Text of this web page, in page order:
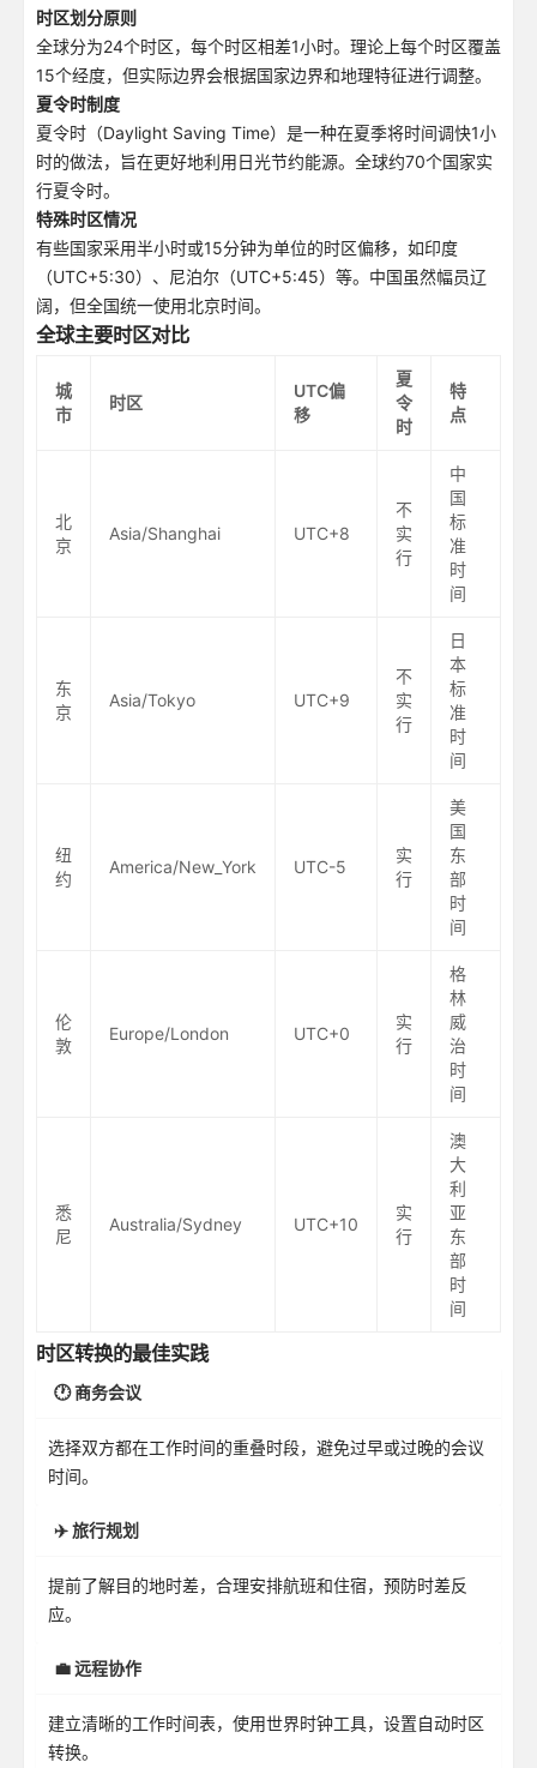
时区划分原则
全球分为24个时区，每个时区相差1小时。理论上每个时区覆盖
15个经度，但实际边界会根据国家边界和地理特征进行调整。
夏令时制度
夏令时（Daylight Saving Time）是一种在夏季将时间调快1小
时的做法，旨在更好地利用日光节约能源。全球约70个国家实
行夏令时。
特殊时区情况
有些国家采用半小时或15分钟为单位的时区偏移，如印度
（UTC+5:30）、尼泊尔（UTC+5:45）等。中国虽然幅员辽
阔，但全国统一使用北京时间。
全球主要时区对比
城
市
时区
UTC偏
移
夏
令
时
特
点
北
京
Asia/Shanghai UTC+8
不
实
行
中
国
标
准
时
间
东
京
Asia/Tokyo UTC+9
不
实
行
日
本
标
准
时
间
纽
约
America/New_York UTC-5
实
行
美
国
东
部
时
间
伦
敦
Europe/London UTC+0
实
行
格
林
威
治
时
间
悉
尼
Australia/Sydney UTC+10
实
行
澳
大
利
亚
东
部
时
间
时区转换的最佳实践
🕐 商务会议
选择双方都在工作时间的重叠时段，避免过早或过晚的会议
时间。
✈️ 旅行规划
提前了解目的地时差，合理安排航班和住宿，预防时差反
应。
💼 远程协作
建立清晰的工作时间表，使用世界时钟工具，设置自动时区
转换。